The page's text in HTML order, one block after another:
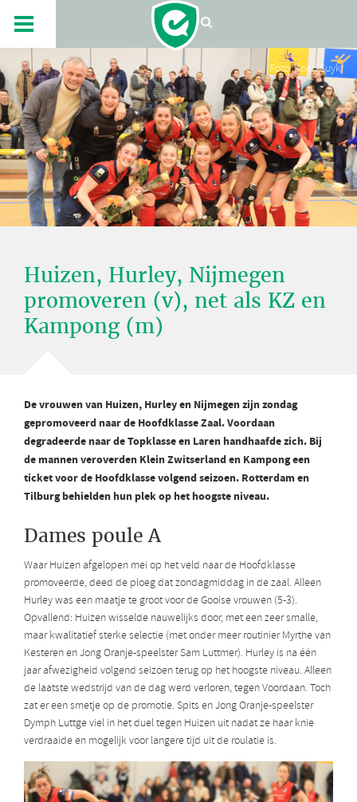
Foto: Koen Suyk
Huizen, Hurley, Nijmegen
promoveren (v), net als KZ en
Kampong (m)
De vrouwen van Huizen, Hurley en Nijmegen zijn zondag
gepromoveerd naar de Hoofdklasse Zaal. Voordaan
degradeerde naar de Topklasse en Laren handhaafde zich. Bij
de mannen veroverden Klein Zwitserland en Kampong een
ticket voor de Hoofdklasse volgend seizoen. Rotterdam en
Tilburg behielden hun plek op het hoogste niveau.
Dames poule A
Waar Huizen afgelopen mei op het veld naar de Hoofdklasse
promoveerde, deed de ploeg dat zondagmiddag in de zaal. Alleen
Hurley was een maatje te groot voor de Gooise vrouwen (5-3).
Opvallend: Huizen wisselde nauwelijks door, met een zeer smalle,
maar kwalitatief sterke selectie (met onder meer routinier Myrthe van
Kesteren en Jong Oranje-speelster Sam Luttmer). Hurley is na één
jaar afwezigheid volgend seizoen terug op het hoogste niveau. Alleen
de laatste wedstrijd van de dag werd verloren, tegen Voordaan. Toch
zat er een smetje op de promotie. Spits en Jong Oranje-speelster
Dymph Luttge viel in het duel tegen Huizen uit nadat ze haar knie
verdraaide en mogelijk voor langere tijd uit de roulatie is.